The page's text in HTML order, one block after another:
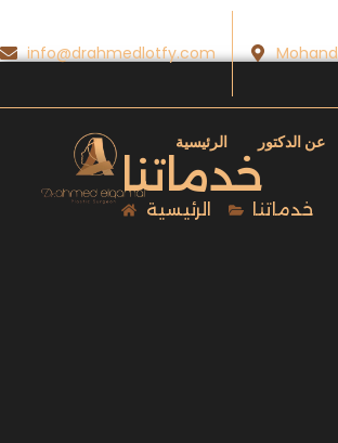
info@drahmedlotfy.com
الرئيسية عن الدكتور
خدماتنا
الرئيسية خدماتنا